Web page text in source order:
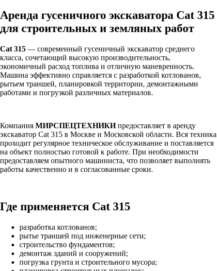
Аренда гусеничного экскаватора Cat 315
для строительных и земляных работ
Cat 315 — современный гусеничный экскаватор среднего
класса, сочетающий высокую производительность,
экономичный расход топлива и отличную маневренность.
Машина эффективно справляется с разработкой котлованов,
рытьем траншей, планировкой территории, демонтажными
работами и погрузкой различных материалов.
Компания МИРСПЕЦТЕХНИКИпредоставляет в аренду
экскаватор Cat 315 в Москве и Московской области. Вся техника
проходит регулярное техническое обслуживание и поставляется
на объект полностью готовой к работе. При необходимости
предоставляем опытного машиниста, что позволяет выполнять
работы качественно и в согласованные сроки.
Где применяется Cat 315
разработка котлованов;
рытье траншей под инженерные сети;
строительство фундаментов;
демонтаж зданий и сооружений;
погрузка грунта и строительного мусора;